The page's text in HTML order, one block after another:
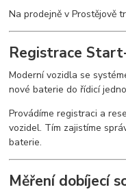
Na prodejně v Prostějově
Registrace
Moderní vozidla se
nové baterie do řídicí
Provádíme registraci a
vozidel. Tím zajistíme
baterie.
Měření dobíjecí